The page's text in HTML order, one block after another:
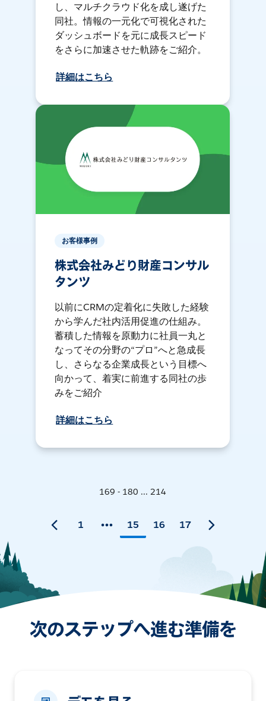
し、マルチクラウド化を成し遂げた
同社。情報の一元化で可視化された
ダッシュボードを元に成長スピード
をさらに加速させた軌跡をご紹介。
詳細はこちら
お客様事例
株式会社みどり財産コンサル
タンツ
以前にCRMの定着化に失敗した経験
から学んだ社内活用促進の仕組み。
蓄積した情報を原動力に社員一丸と
なってその分野の“プロ”へと急成長
し、さらなる企業成長という目標へ
向かって、着実に前進する同社の歩
みをご紹介
詳細はこちら
169 - 180 ... 214
1 15 16 17
次のステップへ進む準備を